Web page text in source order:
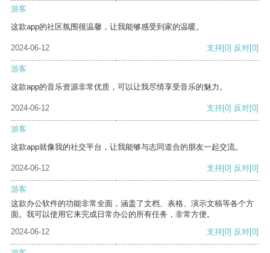
游客
这款app的社区氛围很温馨，让我能够感受到家的温暖。
2024-06-12 支持[0] 反对[0]
游客
这款app的音乐资源非常优质，可以让我尽情享受音乐的魅力。
2024-06-12 支持[0] 反对[0]
游客
这款app就像我的社交平台，让我能够与志同道合的朋友一起交流。
2024-06-12 支持[0] 反对[0]
游客
这款办公软件的功能非常全面，涵盖了文档、表格、演示文稿等各个方
面。我可以使用它来完成日常办公的所有任务，非常方便。
2024-06-12
支持[0] 反对[0]